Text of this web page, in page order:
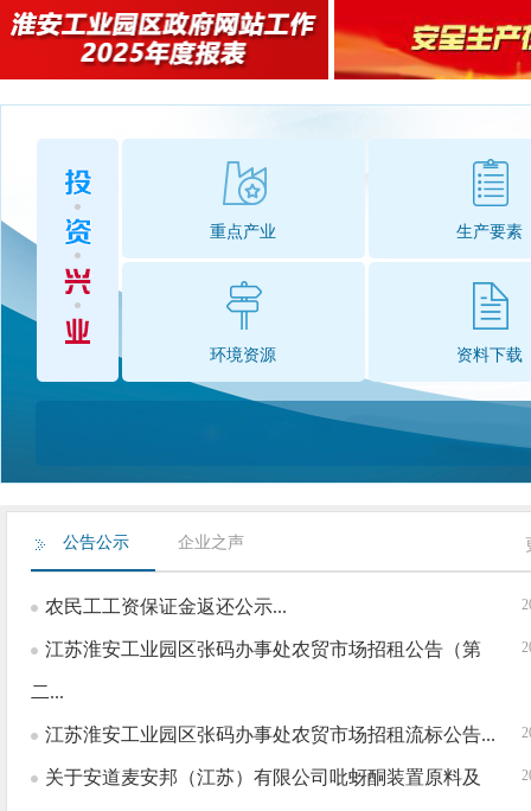
重点产业 生产要素
环境资源 资料下载
公告公示 企业之声